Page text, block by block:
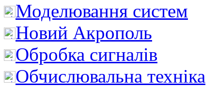
Моделювання систем
Новий Акрополь
Обробка сигналів
Обчислювальна техніка